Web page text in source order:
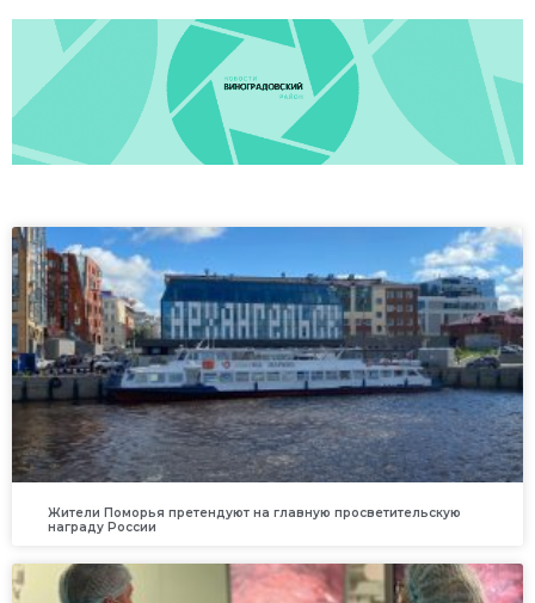
Жители Поморья претендуют на главную просветительскую
награду России